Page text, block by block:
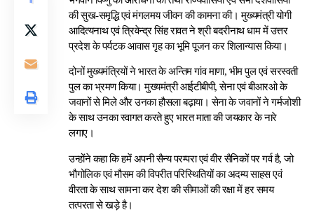
की सुख-समृद्धि एवं मंगलमय जीवन की कामना की। मुख्यमंत्री योगी
आदित्यनाथ एवं त्रिवेन्द्र सिंह रावत ने श्री बदरीनाथ धाम में उत्तर
प्रदेश के पर्यटक आवास गृह का भूमि पूजन कर शिलान्यास किया।
दोनों मुख्यमंत्रियों ने भारत के अन्तिम गांव माणा, भीम पुल एवं सरस्वती
पुल का भ्रमण किया। मुख्यमंत्री आईटीबीपी, सेना एवं बीआरओ के
जवानों से मिले और उनका हौसला बढ़ाया। सेना के जवानों ने गर्मजोशी
के साथ उनका स्वागत करते हुए भारत माता की जयकार के नारे
लगाए।
उन्होंने कहा कि हमें अपनी सैन्य परम्परा एवं वीर सैनिकों पर गर्व है, जो
भौगोलिक एवं मौसम की विपरीत परिस्थितियों का अदम्य साहस एवं
वीरता के साथ सामना कर देश की सीमाओं की रक्षा में हर समय
तत्परता से खड़े है।